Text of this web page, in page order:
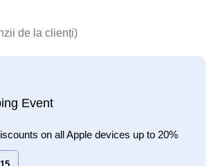
de la clienți)
Event
on all Apple devices up to 20%